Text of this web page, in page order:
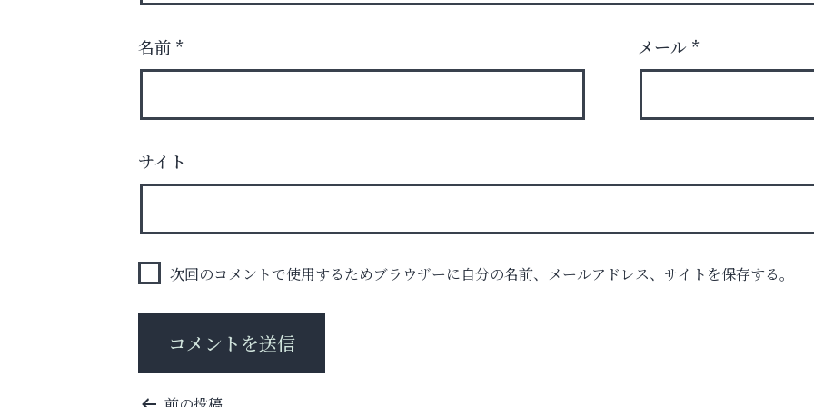
英語で育つ、世界が広がる！
ラ・ミカ矯正歯科
名前 * メール *
サイト
次回のコメントで使用するためブラウザーに自分の名前、メールアドレス、サイトを保存する。